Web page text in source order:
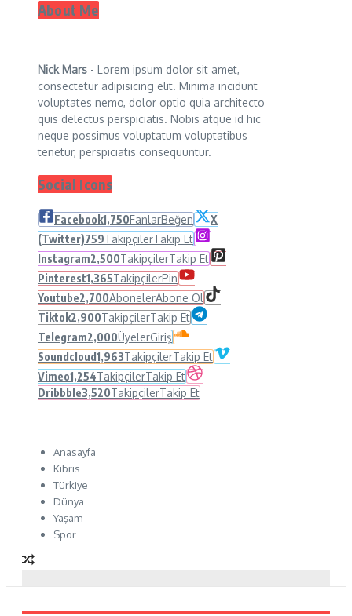
About Me
Nick Mars - Lorem ipsum dolor sit amet,
consectetur adipisicing elit. Minima incidunt
voluptates nemo, dolor optio quia architecto
quis delectus perspiciatis. Nobis atque id hic
neque possimus voluptatum voluptatibus
tenetur, perspiciatis consequuntur.
Social Icons
Facebook1,750FanlarBeğen
X
(Twitter)759TakipçilerTakip Et
Instagram2,500TakipçilerTakip Et
Pinterest1,365TakipçilerPin
Youtube2,700AbonelerAbone Ol
Tiktok2,900TakipçilerTakip Et
Telegram2,000ÜyelerGiriş
Soundcloud1,963TakipçilerTakip Et
Vimeo1,254TakipçilerTakip Et
Dribbble3,520TakipçilerTakip Et
Anasayfa
Kıbrıs
Türkiye
Dünya
Yaşam
Spor